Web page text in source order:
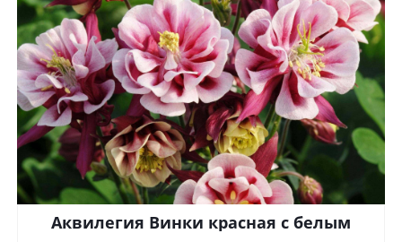
Аквилегия Винки красная с белым